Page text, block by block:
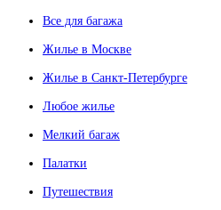
Все для багажа
Жилье в Москве
Жилье в Санкт-Петербурге
Любое жилье
Мелкий багаж
Палатки
Путешествия